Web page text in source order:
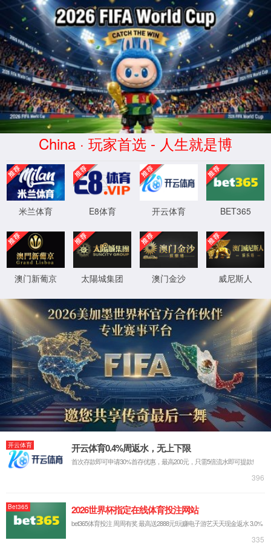
中国·9001金莎(股份)有限公司
官网
请输入验证码下载附件
XML 地图